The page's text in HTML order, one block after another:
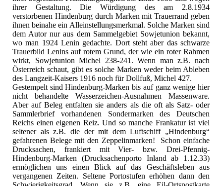
ihrer Gestaltung. Die Würdigung des am 2.8.1934
verstorbenen Hindenburg durch Marken mit Trauerrand geben
ihnen beinahe ein Alleinstellungsmerkmal. Solche Marken sind
dem Autor nur aus dem Sammelgebiet Sowjetunion bekannt,
wo man 1924 Lenin gedachte. Dort steht aber das schwarze
Trauerbild Lenins auf rotem Grund, der wie ein roter Rahmen
wirkt, Sowjetunion Michel 238-241. Wenn man z.B. nach
Österreich schaut, gibt es solche Marken weder beim Ableben
des Langzeit-Kaisers 1916 noch für Dollfuß, Michel 427.
Gestempelt sind Hindenburg-Marken bis auf ganz wenige hier
nicht behandelte Wasserzeichen-Ausnahmen Massenware.
Aber auf Beleg entfalten sie anders als die oft als Satz- oder
Sammlerbrief vorhandenen Sondermarken des Deutschen
Reichs einen eigenen Reiz. Und so manche Frankatur ist viel
seltener als z.B. die der mit dem Luftschiff „Hindenburg“
gefahrenen Belege mit den Zeppelinmarken! Schon einfache
Drucksachen, frankiert mit Vier- bzw. Drei-Pfennig-
Hindenburg-Marken (Drucksachenporto Inland ab 1.12.33)
ermöglichen uns einen Blick auf das Geschäftsleben aus
vergangenen Zeiten. Seltene Portostufen erhöhen dann den